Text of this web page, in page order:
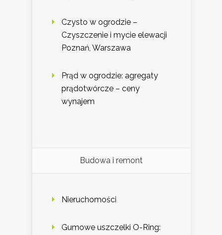
Czysto w ogrodzie –
Czyszczenie i mycie elewacji
Poznań, Warszawa
Prąd w ogrodzie: agregaty
prądotwórcze – ceny
wynajem
Budowa i remont
Nieruchomości
Gumowe uszczelki O-Ring: